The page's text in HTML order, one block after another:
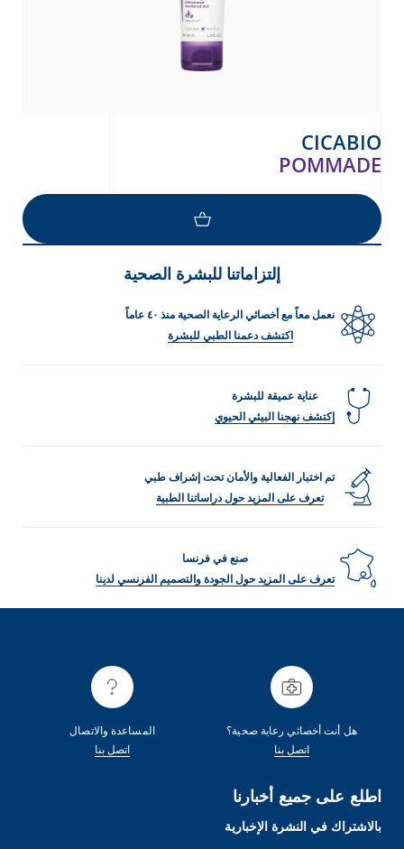
Arabic
CICABIO
POMMADE
إلتزاماتنا للبشرة الصحية
نعمل معاً مع أخصائي الرعاية الصحية منذ ٤٠ عاماً
اكتشف دعمنا الطبي للبشرة
عناية عميقة للبشرة
إكتشف نهجنا البيئي الحيوي
تم اختبار الفعالية والأمان تحت إشراف طبي
تعرف على المزيد حول دراساتنا الطبية
صنع في فرنسا
تعرف على المزيد حول الجودة والتصميم الفرنسي لدينا
هل أنت أخصائي رعاية صحية؟
اتصل بنا
المساعدة والاتصال
اتصل بنا
اطلع على جميع أخبارنا
بالاشتراك في النشرة الإخبارية